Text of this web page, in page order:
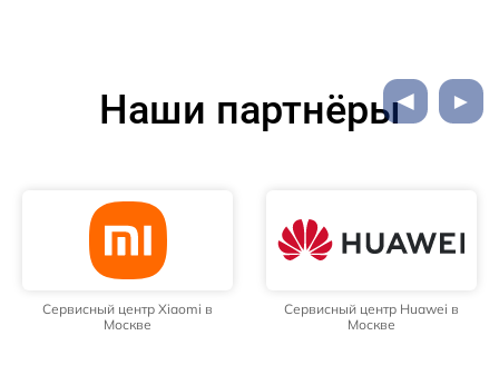
Наши партнёры
Сервисный центр Xiaomi в
Москве
Сервисный центр Huawei в
Москве